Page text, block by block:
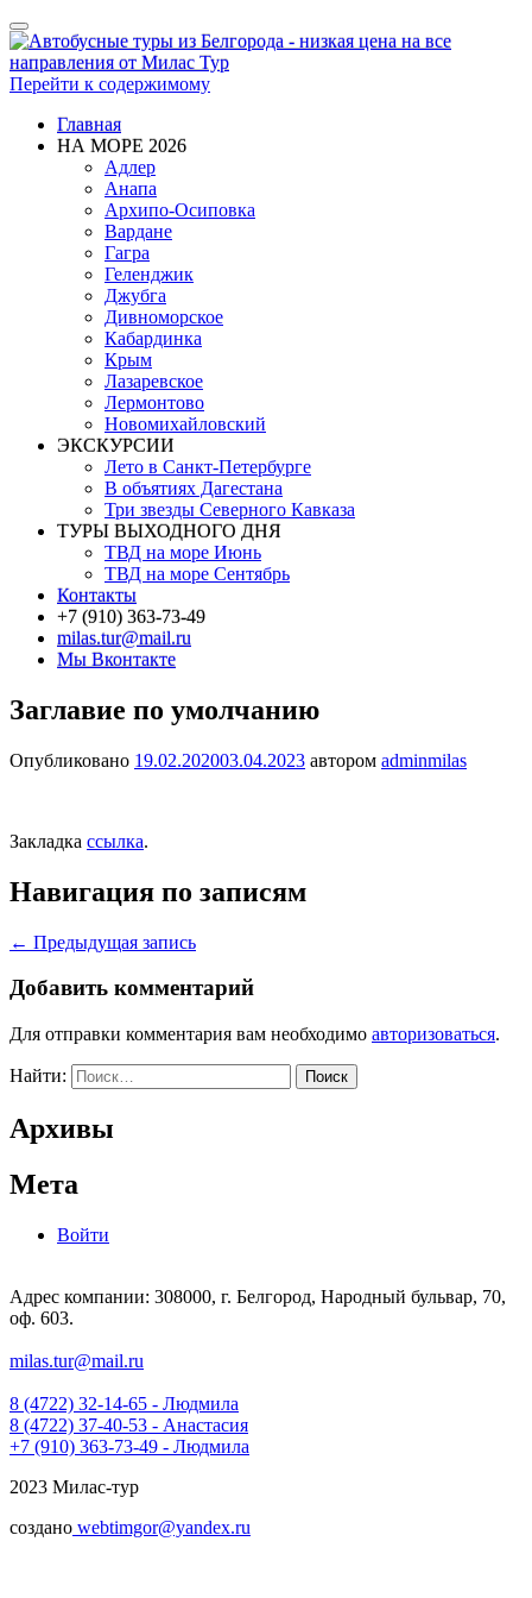
Показать/
Скрыть
навигацию
Перейти к содержимому
Главная
НА МОРЕ 2026
Адлер
Анапа
Архипо-Осиповка
Вардане
Гагра
Геленджик
Джубга
Дивноморское
Кабардинка
Крым
Лазаревское
Лермонтово
Новомихайловский
ЭКСКУРСИИ
Лето в Санкт-Петербурге
В объятиях Дагестана
Три звезды Северного Кавказа
ТУРЫ ВЫХОДНОГО ДНЯ
ТВД на море Июнь
ТВД на море Сентябрь
Контакты
+7 (910) 363-73-49
milas.tur@mail.ru
Мы Вконтакте
Заглавие по умолчанию
Опубликовано 19.02.202003.04.2023 автором adminmilas
Закладка ссылка.
Навигация по записям
← Предыдущая запись
Добавить комментарий
Для отправки комментария вам необходимо авторизоваться.
Найти:
Архивы
Мета
Войти
Адрес компании: 308000, г. Белгород, Народный бульвар, 70,
оф. 603.
milas.tur@mail.ru
8 (4722) 32-14-65 - Людмила
8 (4722) 37-40-53 - Анастасия
+7 (910) 363-73-49 - Людмила
2023 Милас-тур
создано webtimgor@yandex.ru